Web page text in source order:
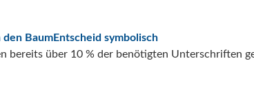
BaumEntscheid symbolisch
über 10 % der benötigten Unterschriften